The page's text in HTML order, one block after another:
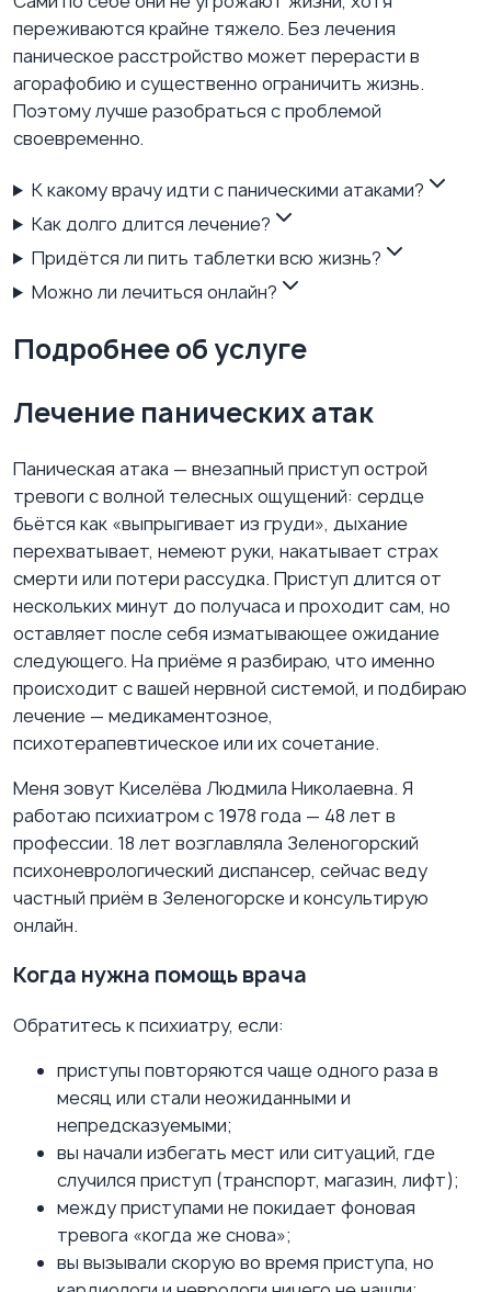
переживаются крайне тяжело. Без лечения
паническое расстройство может перерасти в
агорафобию и существенно ограничить жизнь.
Поэтому лучше разобраться с проблемой
своевременно.
К какому врачу идти с паническими атаками?
Как долго длится лечение?
Придётся ли пить таблетки всю жизнь?
Можно ли лечиться онлайн?
Подробнее об услуге
Лечение панических атак
Паническая атака — внезапный приступ острой
тревоги с волной телесных ощущений: сердце
бьётся как «выпрыгивает из груди», дыхание
перехватывает, немеют руки, накатывает страх
смерти или потери рассудка. Приступ длится от
нескольких минут до получаса и проходит сам, но
оставляет после себя изматывающее ожидание
следующего. На приёме я разбираю, что именно
происходит с вашей нервной системой, и подбираю
лечение — медикаментозное,
психотерапевтическое или их сочетание.
Меня зовут Киселёва Людмила Николаевна. Я
работаю психиатром с 1978 года — 48 лет в
профессии. 18 лет возглавляла Зеленогорский
психоневрологический диспансер, сейчас веду
частный приём в Зеленогорске и консультирую
онлайн.
Когда нужна помощь врача
Обратитесь к психиатру, если:
приступы повторяются чаще одного раза в
месяц или стали неожиданными и
непредсказуемыми;
вы начали избегать мест или ситуаций, где
случился приступ (транспорт, магазин, лифт);
между приступами не покидает фоновая
тревога «когда же снова»;
вы вызывали скорую во время приступа, но